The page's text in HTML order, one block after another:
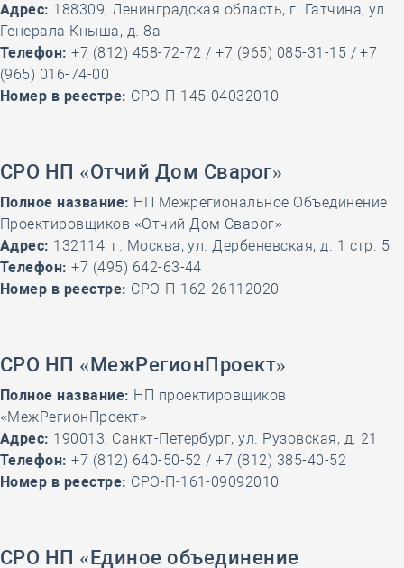
Адрес: 188309, Ленинградская область, г. Гатчина, ул.
Генерала Кныша, д. 8а
Телефон: +7 (812) 458-72-72 / +7 (965) 085-31-15 / +7
(965) 016-74-00
Номер в реестре: СРО-П-145-04032010
СРО НП «Отчий Дом Сварог»
Полное название: НП Межрегиональное Объединение
Проектировщиков «Отчий Дом Сварог»
Адрес: 132114, г. Москва, ул. Дербеневская, д. 1 стр. 5
Телефон: +7 (495) 642-63-44
Номер в реестре: СРО-П-162-26112020
СРО НП «МежРегионПроект»
Полное название: НП проектировщиков
«МежРегионПроект»
Адрес: 190013, Санкт-Петербург, ул. Рузовская, д. 21
Телефон: +7 (812) 640-50-52 / +7 (812) 385-40-52
Номер в реестре: СРО-П-161-09092010
СРО НП «Единое объединение